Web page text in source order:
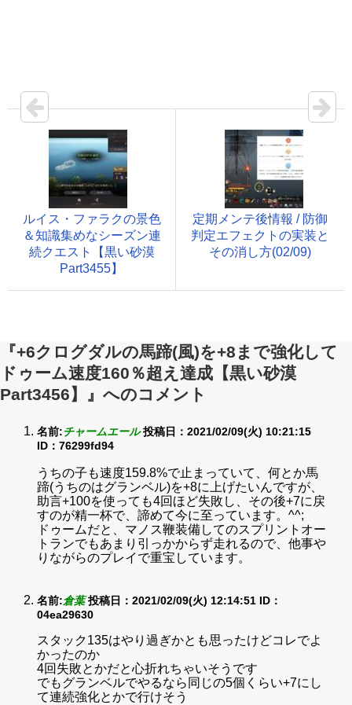
ルイス・ファラクの景色
＆知識集めなシーズン連
続クエスト【黒い砂漠
Part3455】
定期メンテ後情報 / 防御
判定エフェクトの実装と
その消し方(02/09)
『+6クログダルの馬蹄(風)を+8まで強化して
ドゥーム速度160％超え達成【黒い砂漠
Part3456】』へのコメント
名前:チャームエール 投稿日：2021/02/09(火) 10:21:15
ID：76299fd94
うちの子も速度159.8%で止まっていて、何とか馬
蹄(うちのはグランベル)を+8に上げたいんですが、
助言+100を使っても4回ほど失敗し、その後+7に戻
すのが精一杯で、諦めて今に至っています。^^;
ドゥームだと、マノス鞭装備してのスプリントオー
トランでもあまり引っかからず走れるので、他事や
りながらのプレイで重宝しています。
名前:倉葉 投稿日：2021/02/09(火) 12:14:51 ID：
04ea29630
スタック135はやり過ぎかとも思ったけどコレでよ
かったのか
4回失敗とかだと心折れちゃいそうです
でもグランベルでやるなら同じの5個くらい+7にし
て連続強化とかで行けそう